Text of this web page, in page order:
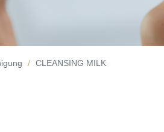
CLEANSING MILK